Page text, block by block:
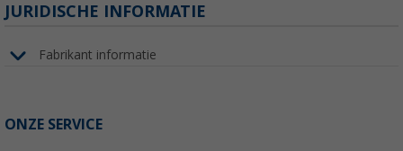
JURIDISCHE INFORMATIE
Fabrikant informatie
ONZE SERVICE